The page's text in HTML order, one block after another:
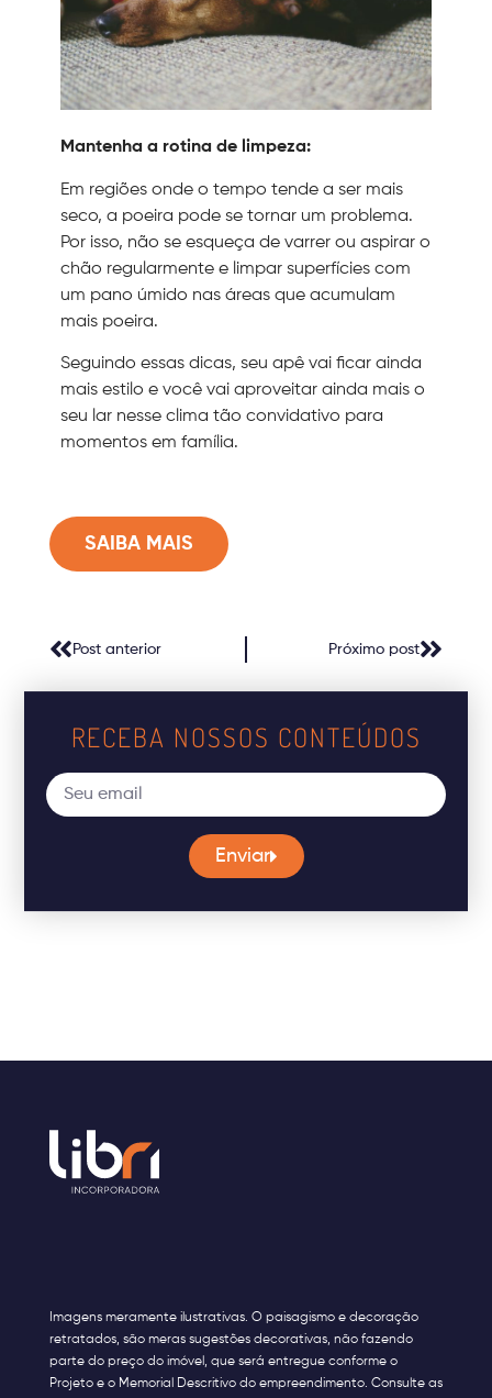
Mantenha a rotina de limpeza:
Em regiões onde o tempo tende a ser mais
seco, a poeira pode se tornar um problema.
Por isso, não se esqueça de varrer ou aspirar o
chão regularmente e limpar superfícies com
um pano úmido nas áreas que acumulam
mais poeira.
Seguindo essas dicas, seu apê vai ficar ainda
mais estilo e você vai aproveitar ainda mais o
seu lar nesse clima tão convidativo para
momentos em família.
SAIBA MAIS
Post anterior Próximo post
RECEBA NOSSOS CONTEÚDOS
Enviar
Imagens meramente ilustrativas. O paisagismo e decoração
retratados, são meras sugestões decorativas, não fazendo
parte do preço do imóvel, que será entregue conforme o
Projeto e o Memorial Descritivo do empreendimento. Consulte as